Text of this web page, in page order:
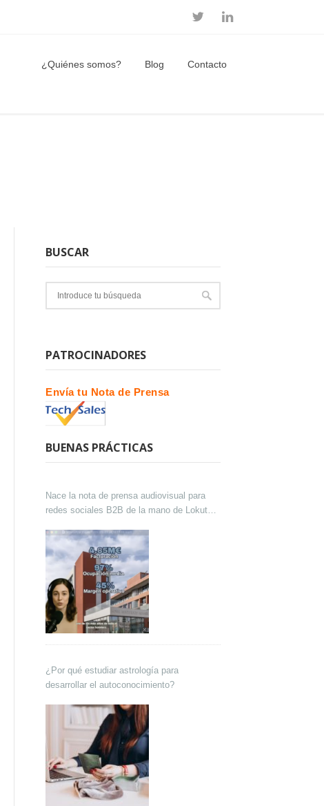
¿Quiénes somos? Blog Contacto
BUSCAR
PATROCINADORES
Envía tu Nota de Prensa
BUENAS PRÁCTICAS
Nace la nota de prensa audiovisual para
redes sociales B2B de la mano de Lokutor
¿Por qué estudiar astrología para
desarrollar el autoconocimiento?